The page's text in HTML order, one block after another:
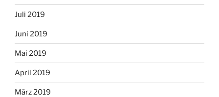
Juli 2019
Juni 2019
Mai 2019
April 2019
März 2019